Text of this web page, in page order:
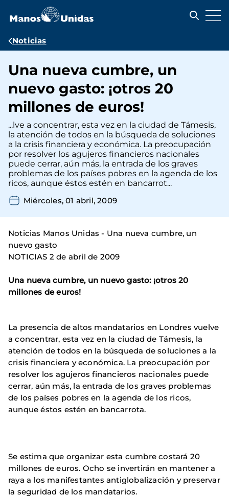
contenido
Ruta
navegación
Noticias
Una nueva cumbre, un
nuevo gasto: ¡otros 20
millones de euros!
...lve a concentrar, esta vez en la ciudad de Támesis,
la atención de todos en la búsqueda de soluciones
a la crisis financiera y económica. La preocupación
por resolver los agujeros financieros nacionales
puede cerrar, aún más, la entrada de los graves
problemas de los países pobres en la agenda de los
ricos, aunque éstos estén en bancarrot...
Miércoles, 01 abril, 2009
Noticias Manos Unidas - Una nueva cumbre, un
nuevo gasto
NOTICIAS 2 de abril de 2009
Una nueva cumbre, un nuevo gasto: ¡otros 20
millones de euros!
La presencia de altos mandatarios en Londres vuelve
a concentrar, esta vez en la ciudad de Támesis, la
atención de todos en la búsqueda de soluciones a la
crisis financiera y económica. La preocupación por
resolver los agujeros financieros nacionales puede
cerrar, aún más, la entrada de los graves problemas
de los países pobres en la agenda de los ricos,
aunque éstos estén en bancarrota.
Se estima que organizar esta cumbre costará 20
millones de euros. Ocho se invertirán en mantener a
raya a los manifestantes antiglobalización y preservar
la seguridad de los mandatarios.